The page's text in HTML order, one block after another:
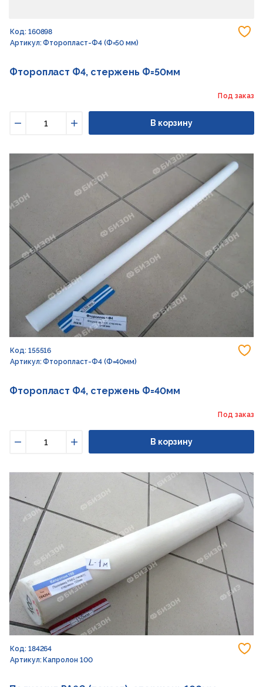
Код: 160898
Артикул: Фторопласт-Ф4 (Ф=50 мм)
Фторопласт Ф4, стержень Ф=50мм
Под заказ
Увеличить
В корзину
Код: 155516
Артикул: Фторопласт-Ф4 (Ф=40мм)
Фторопласт Ф4, стержень Ф=40мм
Под заказ
Увеличить
В корзину
Код: 184264
Артикул: Капролон 100